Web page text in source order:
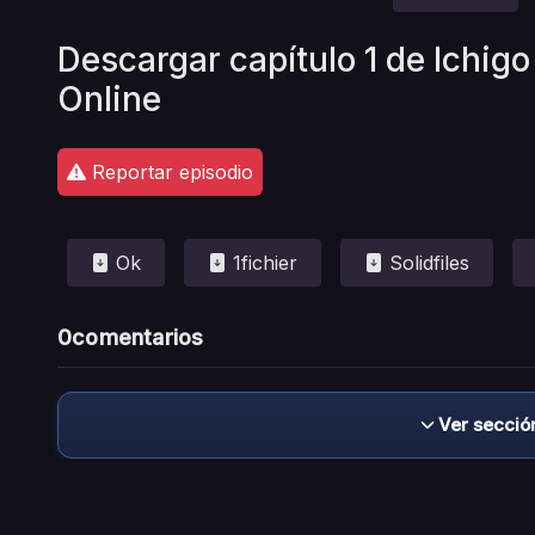
Descargar capítulo 1 de
Online
Reportar episodio
Ok 1fichier Solidfiles
0comentarios
Ver